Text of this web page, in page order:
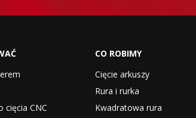
cięcia CNC
CO ROBIMY
Cięcie arkuszy
Rura i rurka
Kwadratowa rura